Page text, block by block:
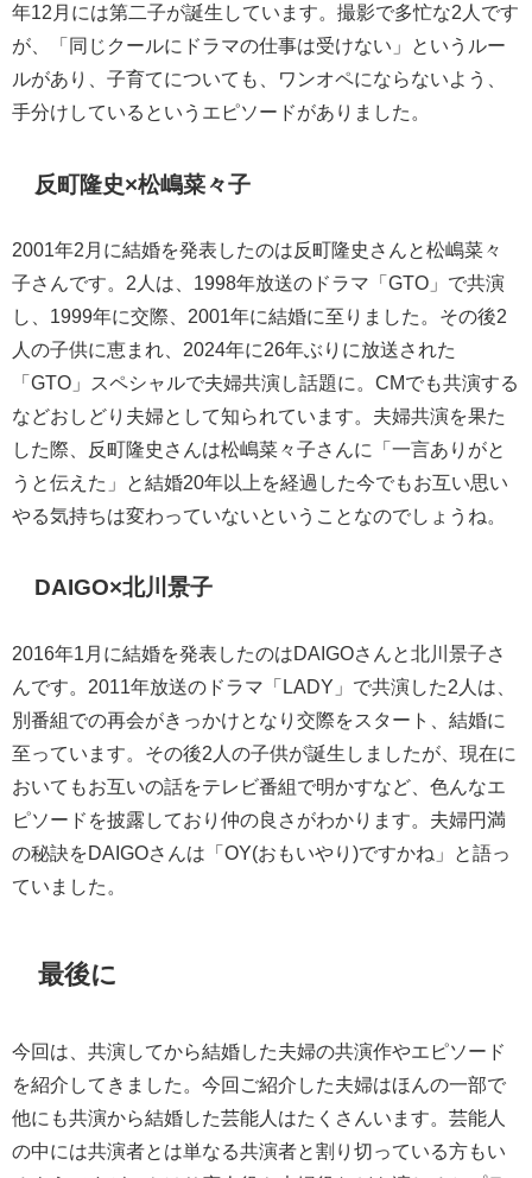
年12月には第二子が誕生しています。撮影で多忙な2人です
が、「同じクールにドラマの仕事は受けない」というルー
ルがあり、子育てについても、ワンオペにならないよう、
手分けしているというエピソードがありました。
反町隆史×松嶋菜々子
2001年2月に結婚を発表したのは反町隆史さんと松嶋菜々
子さんです。2人は、1998年放送のドラマ「GTO」で共演
し、1999年に交際、2001年に結婚に至りました。その後2
人の子供に恵まれ、2024年に26年ぶりに放送された
「GTO」スペシャルで夫婦共演し話題に。CMでも共演する
などおしどり夫婦として知られています。夫婦共演を果た
した際、反町隆史さんは松嶋菜々子さんに「一言ありがと
うと伝えた」と結婚20年以上を経過した今でもお互い思い
やる気持ちは変わっていないということなのでしょうね。
DAIGO×北川景子
2016年1月に結婚を発表したのはDAIGOさんと北川景子さ
んです。2011年放送のドラマ「LADY」で共演した2人は、
別番組での再会がきっかけとなり交際をスタート、結婚に
至っています。その後2人の子供が誕生しましたが、現在に
おいてもお互いの話をテレビ番組で明かすなど、色んなエ
ピソードを披露しており仲の良さがわかります。夫婦円満
の秘訣をDAIGOさんは「OY(おもいやり)ですかね」と語っ
ていました。
最後に
今回は、共演してから結婚した夫婦の共演作やエピソード
を紹介してきました。今回ご紹介した夫婦はほんの一部で
他にも共演から結婚した芸能人はたくさんいます。芸能人
の中には共演者とは単なる共演者と割り切っている方もい